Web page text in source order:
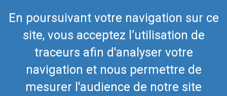
En poursuivant votre navigation sur ce
site, vous acceptez l’utilisation de
traceurs afin d'analyser votre
navigation et nous permettre de
mesurer l'audience de notre site
Telegram
Nous contacter
Téléphone Europe +352 26441835
Téléphone US/Canada
418-592-8862
airmate@airmate.aero
(c) Myriel Aviation SA